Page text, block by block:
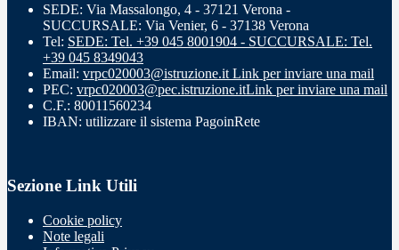
SEDE: Via Massalongo, 4 - 37121 Verona -
SUCCURSALE: Via Venier, 6 - 37138 Verona
Tel: SEDE: Tel. +39 045 8001904 - SUCCURSALE: Tel.
+39 045 8349043
Email: vrpc020003@istruzione.it Link per inviare una mail
PEC: vrpc020003@pec.istruzione.itLink per inviare una mail
C.F.: 80011560234
IBAN: utilizzare il sistema PagoinRete
Sezione Link Utili
Cookie policy
Note legali